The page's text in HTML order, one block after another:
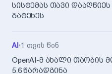
სისტემას თავი დააღწიეს
გატეხეს
AI •1 თვის წინ
OpenAI-მ ახალი თაობის
5.6 წარადგინა